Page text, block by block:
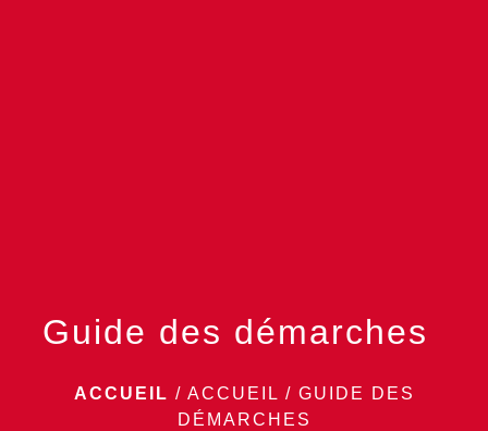
Guide des démarches
ACCUEIL / ACCUEIL / GUIDE DES
DÉMARCHES